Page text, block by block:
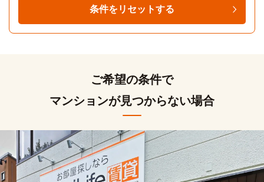
条件をリセットする
ご希望の条件で
マンションが見つからない場合